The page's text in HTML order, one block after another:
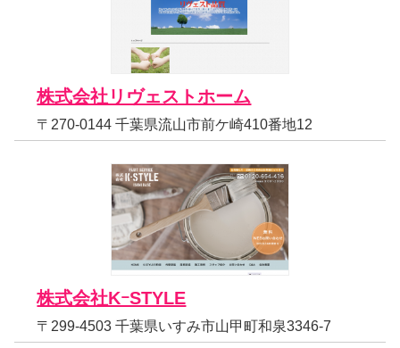
株式会社リヴェストホーム
〒270-0144 千葉県流山市前ケ崎410番地12
株式会社KｰSTYLE
〒299-4503 千葉県いすみ市山甲町和泉3346-7